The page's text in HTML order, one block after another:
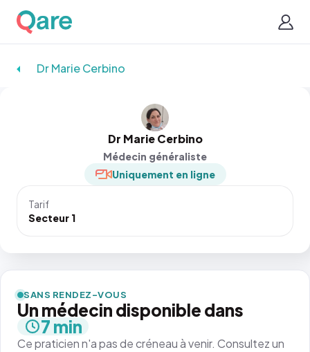
Dr Marie Cerbino
Dr Marie Cerbino
Médecin généraliste
Uniquement en ligne
Tarif
Secteur 1
SANS RENDEZ-VOUS
Un médecin disponible dans
7 min
Ce praticien n'a pas de créneau à venir. Consultez un